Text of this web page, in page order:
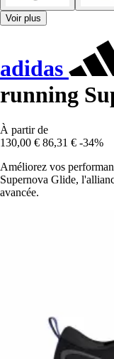
Voir plus
adidas
running
À partir de
130,00 € 86,31 € -34%
Améliorez vos
Supernova Glide,
avancée.